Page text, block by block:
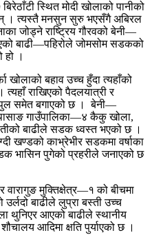
स्थित मोदी खोलाको पानीको
। त्यस्तै मनसुन सुरु भएसँगै अबिरल
जोड्ने राष्ट्रिय गौरवको बेनी—
बाढी—पहिरोले जोमसोम सडकको
हो ।
खोलाको बहाव उच्च हुँदा त्यहाँको
राखिएको पैदलयात्री र
समेत बगाएको छ । बेनी—
गाउँपालिका—४ कैकु खोला,
बाढीले सडक ध्वस्त भएको छ ।
खण्डको काभ्रेभीर सडकमा वर्षाका
भासिन पुगेको प्रहरीले जनाएको छ
मुक्तिक्षेत्र—१ को बीचमा
बाढीले लुप्रा बस्ती उच्च
थुनिएर आएको बाढीले स्थानीय
आदिमा क्षति पुर्याएको छ ।